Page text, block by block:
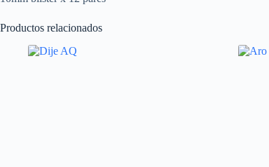
Productos relacionados